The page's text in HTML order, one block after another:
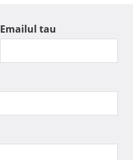
Emailul tau